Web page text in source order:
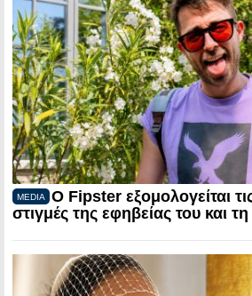
MEDIA
Ο Fipster εξομολογείται
στιγμές της εφηβείας του και